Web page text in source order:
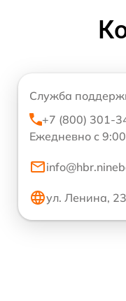
Служба
+7 (800) 301-
Ежедневно с
ул. Ленина, 23